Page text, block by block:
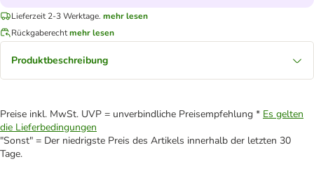
Lieferzeit 2-3 Werktage. mehr lesen
Rückgaberechtmehr lesen
Produktbeschreibung
Preise inkl. MwSt. UVP = unverbindliche Preisempfehlung * Es gelten
die Lieferbedingungen
"Sonst" = Der niedrigste Preis des Artikels innerhalb der letzten 30
Tage.